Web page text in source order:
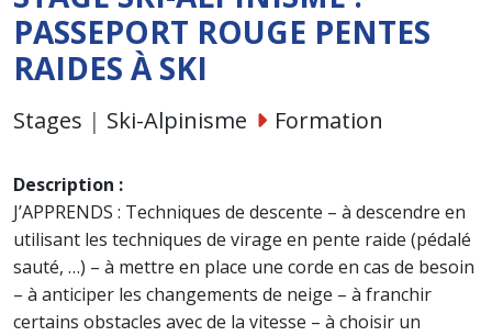
PASSEPORT ROUGE PENTES
RAIDES À SKI
Stages | Ski-Alpinisme Formation
Description :
J’APPRENDS : Techniques de descente – à descendre en
utilisant les techniques de virage en pente raide (pédalé
sauté, …) – à mettre en place une corde en cas de besoin
– à anticiper les changements de neige – à franchir
certains obstacles avec de la vitesse – à choisir un